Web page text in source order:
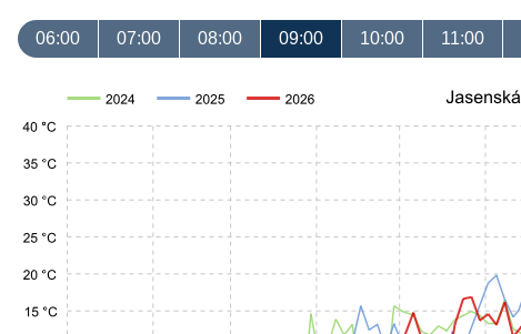
06:00 07:00 08:00 09:00 10:00 11:00